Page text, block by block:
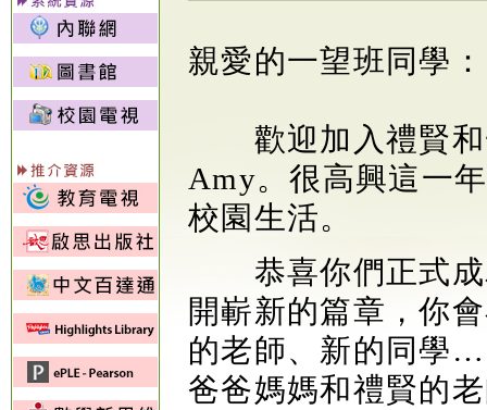
親愛的一望班同學：
歡迎加入禮賢和
Amy。很高興這一
校園生活。
恭喜你們正式成
開嶄新的篇章，你
的老師、新的同學
爸爸媽媽和禮賢的